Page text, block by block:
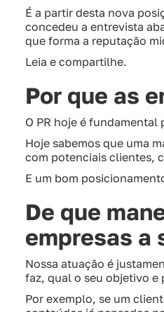
É a partir desta nova
concedeu a entrevista
que forma a reputação
Leia e compartilhe.
Por que as
O PR hoje é
Hoje sabemos que uma
com potenciais clientes,
E um bom
De que
empresas a
Nossa atuação é
faz, qual o seu objetivo e
Por exemplo, se um